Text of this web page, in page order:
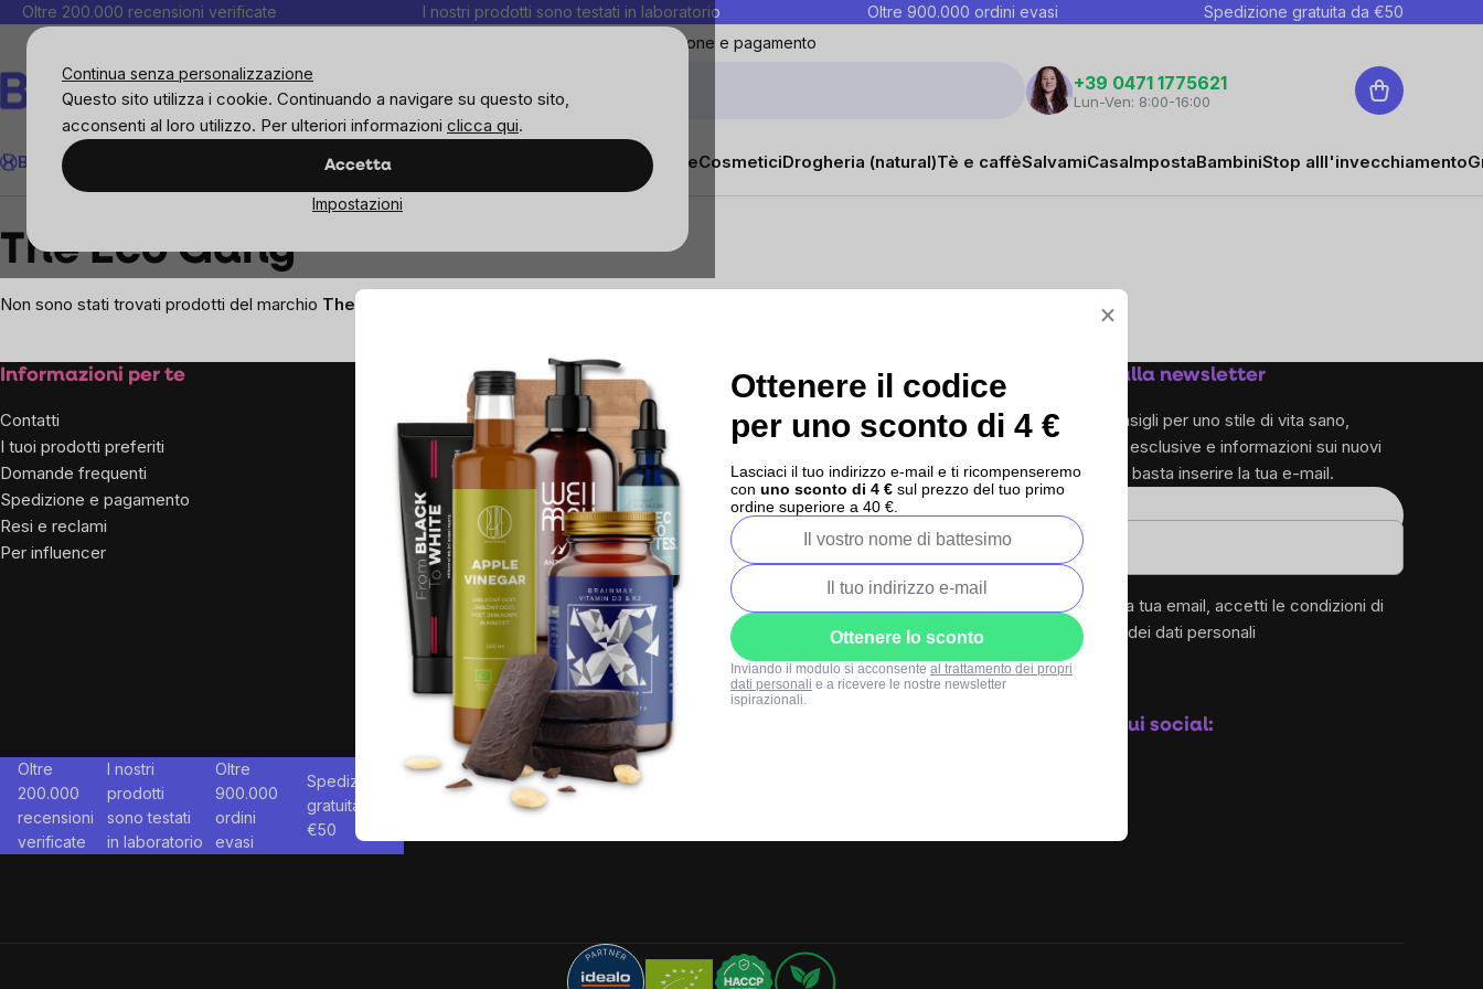
Continua senza personalizzazione
Questo sito utilizza i cookie. Continuando a navigare su questo sito,
acconsenti al loro utilizzo. Per ulteriori informazioni clicca qui.
Accetta
Impostazioni
Salta
contenuto
Oltre 200.000 recensioni verificate I nostri prodotti sono testati in laboratorio Oltre 900.000 ordini evasi Spedizione gratuita da €50
Spedizione e pagamento
Cerca
+39 0471 1775621
Lun-Ven: 8:00-16:00
Carrello
BrainMax AlimentiAlimentazione sana Integratori e vitamineCosmeticiDrogheria (natural)Tè e caffèSalvamiCasaImpostaBambiniStop alll'invecchiamento
The Eco Gang
Non sono stati trovati prodotti del marchio The Eco Gang
Footer
Informazioni per te
Contatti
I tuoi prodotti preferiti
Domande frequenti
Spedizione e pagamento
Resi e reclami
Per influencer
Sulla nostra
azienda
Chi siamo
Per influencer
I nostri progetti
Blog
Contatti
+39 0471 1775621
Lun-Ven: 8:00-16:00
info@brainmarket.it
Iscriviti alla newsletter
e ricevi consigli per uno stile di vita sano,
promozioni esclusive e informazioni sui nuovi
prodotti – ti basta inserire la tua e-mail.
Inserendo la tua email, accetti le condizioni di
protezione dei dati personali
Seguici sui social:
Oltre
200.000
recensioni
verificate
I nostri
prodotti
sono testati
in laboratorio
Oltre
900.000
ordini
evasi
Spedizione
gratuita da
€50
×
Ottenere il codice
per uno sconto di 4 €
Lasciaci il tuo indirizzo e-mail e ti ricompenseremo
con uno sconto di 4 € sul prezzo del tuo primo
ordine superiore a 40 €.
Ottenere lo sconto
Inviando il modulo si acconsente al trattamento dei propri
dati personali e a ricevere le nostre newsletter
ispirazionali.